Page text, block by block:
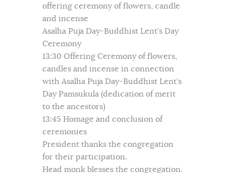
offering ceremony of flowers, candle
and incense
Asalha Puja Day-Buddhist Lent’s Day
Ceremony
13:30 Offering Ceremony of flowers,
candles and incense in connection
with Asalha Puja Day-Buddhist Lent’s
Day Pamsukula (dedication of merit
to the ancestors)
13:45 Homage and conclusion of
ceremonies
President thanks the congregation
for their participation.
Head monk blesses the congregation.